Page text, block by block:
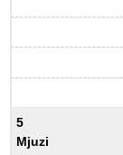
5
Mjuzi